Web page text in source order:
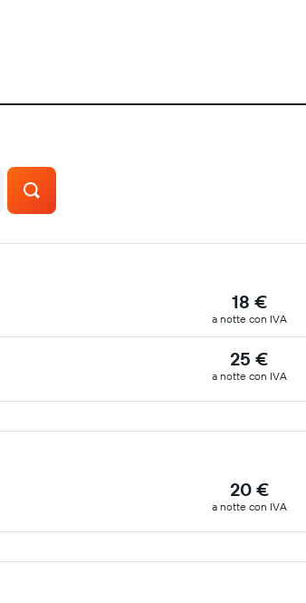
18 €
a notte con IVA
25 €
a notte con IVA
20 €
a notte con IVA